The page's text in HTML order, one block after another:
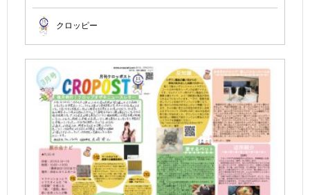
クロッピー